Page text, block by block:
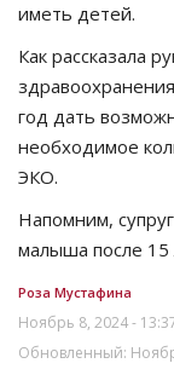
иметь детей.
Как рассказала
год дать
необходимое
ЭКО.
Напомним,
малыша после 15
Роза Мустафина
Ноябрь 8, 2024 -
Обновленный: